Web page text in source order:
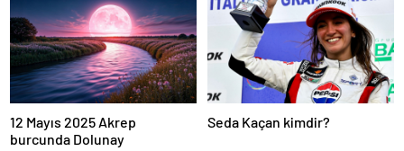
12 Mayıs 2025 Akrep
burcunda Dolunay
Seda Kaçan kimdir?